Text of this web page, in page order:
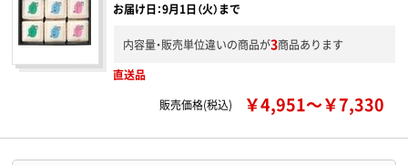
お届け日：9月1日（火）まで
内容量・販売単位違いの商品が3商品あります
直送品
販売価格(税込)
￥4,951～￥7,330